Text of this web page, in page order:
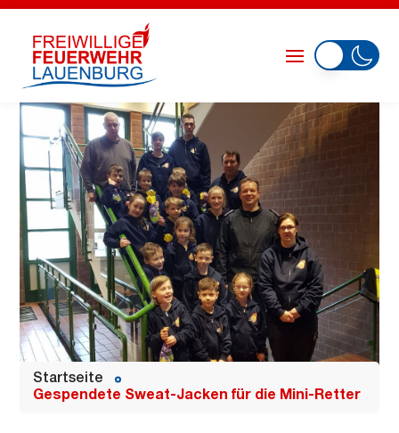
Startseite
Gespendete Sweat-Jacken für die Mini-Retter